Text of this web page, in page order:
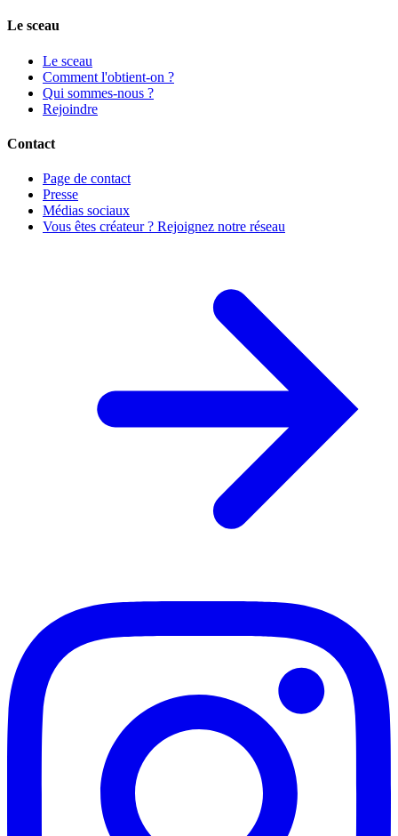
Le sceau
Le sceau
Comment l'obtient-on ?
Qui sommes-nous ?
Rejoindre
Contact
Page de contact
Presse
Médias sociaux
Vous êtes créateur ? Rejoignez notre réseau